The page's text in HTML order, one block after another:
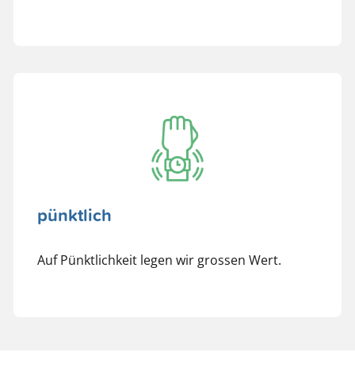
pünktlich
Auf Pünktlichkeit legen wir grossen Wert.